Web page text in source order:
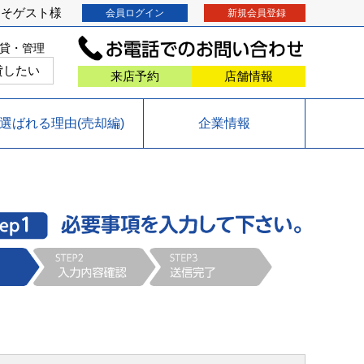
ゲスト様 会員ログイン 新規会員登録
・管理
したい 来店予約 店舗情報
選ばれる理由(売却編) 企業情報